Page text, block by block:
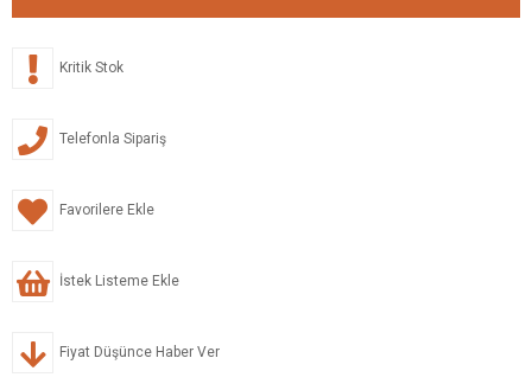
Kritik Stok
Telefonla Sipariş
Favorilere Ekle
İstek Listeme Ekle
Fiyat Düşünce Haber Ver